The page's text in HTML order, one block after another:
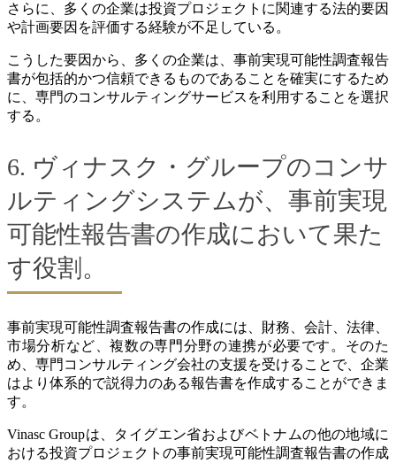
さらに、多くの企業は投資プロジェクトに関連する法的要因
や計画要因を評価する経験が不足している。
こうした要因から、多くの企業は、事前実現可能性調査報告
書が包括的かつ信頼できるものであることを確実にするため
に、専門のコンサルティングサービスを利用することを選択
する。
6. ヴィナスク・グループのコンサ
ルティングシステムが、事前実現
可能性報告書の作成において果た
す役割。
事前実現可能性調査報告書の作成には、財務、会計、法律、
市場分析など、複数の専門分野の連携が必要です。そのた
め、専門コンサルティング会社の支援を受けることで、企業
はより体系的で説得力のある報告書を作成することができま
す。
Vinasc Groupは、タイグエン省およびベトナムの他の地域に
おける投資プロジェクトの事前実現可能性調査報告書の作成